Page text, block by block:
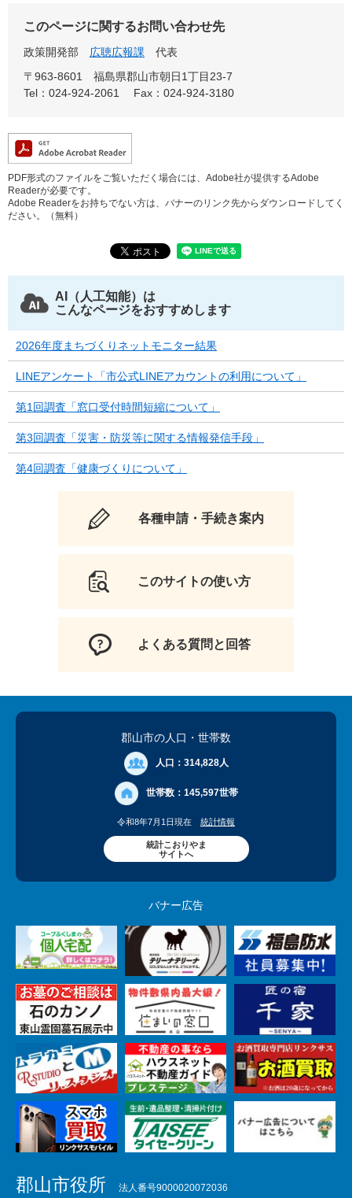
このページに関するお問い合わせ先
政策開発部 広聴広報課
代表
〒963-8601
福島県郡山市朝日1丁目23-7
Tel：024-924-2061
Fax：024-924-3180
PDF形式のファイルをご覧いただく場合には、Adobe社が提供するAdobe
Readerが必要です。
Adobe Readerをお持ちでない方は、バナーのリンク先からダウンロードしてく
ださい。（無料）
AI（人工知能）は
こんなページをおすすめします
2026年度まちづくりネットモニター結果
LINEアンケート「市公式LINEアカウントの利用について」
第1回調査「窓口受付時間短縮について」
第3回調査「災害・防災等に関する情報発信手段」
第4回調査「健康づくりについて」
各種申請・手続き案内
このサイトの使い方
よくある質問と回答
郡山市の人口 ・世帯数
人口： 314,828人
世帯数： 145,597世帯
令和8年7月1日現在 統計情報
統計こおりやま
サイトへ
バナー広告
郡山市役所 法人番号9000020072036